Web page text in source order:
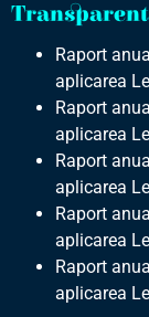
Raport
aplicarea
Raport
aplicarea
Raport
aplicarea
Raport
aplicarea
Raport
aplicarea